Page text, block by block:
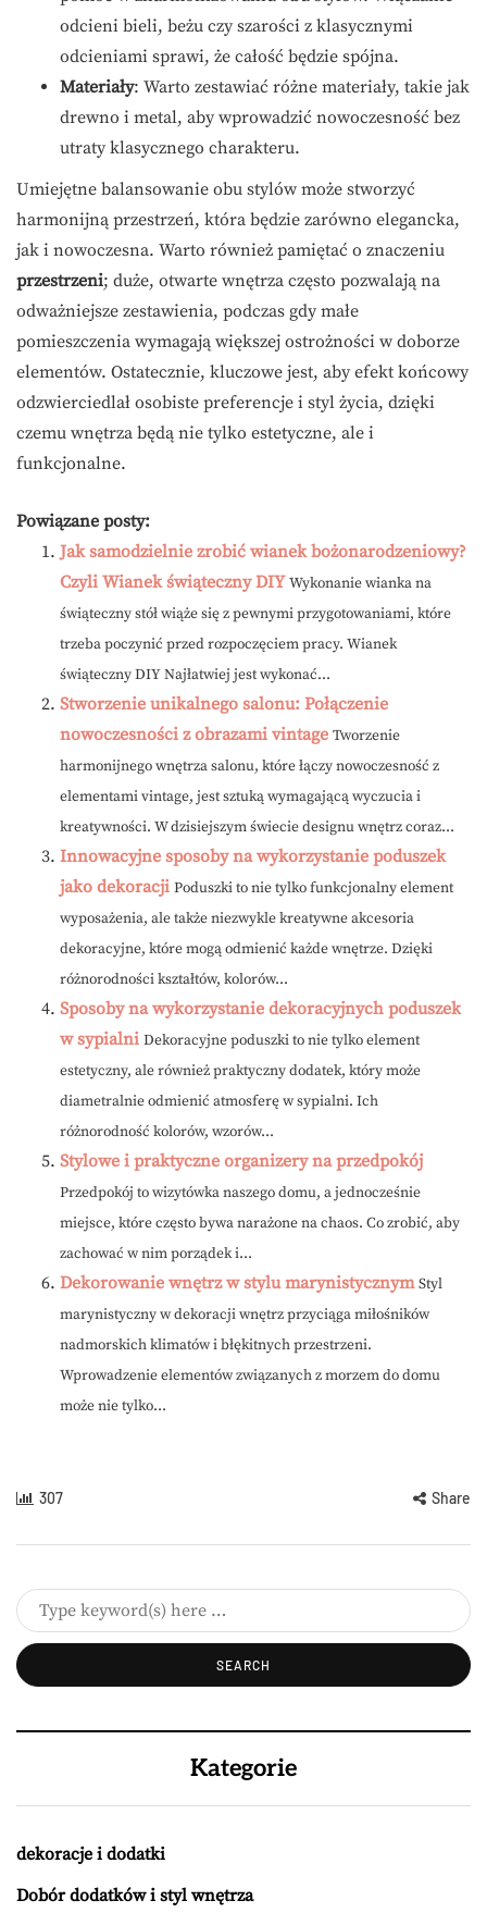
odcieni bieli, beżu czy szarości z klasycznymi
odcieniami sprawi, że całość będzie spójna.
Materiały: Warto zestawiać różne materiały, takie jak
drewno i metal, aby wprowadzić nowoczesność bez
utraty klasycznego charakteru.
Umiejętne balansowanie obu stylów może stworzyć
harmonijną przestrzeń, która będzie zarówno elegancka,
jak i nowoczesna. Warto również pamiętać o znaczeniu
przestrzeni; duże, otwarte wnętrza często pozwalają na
odważniejsze zestawienia, podczas gdy małe
pomieszczenia wymagają większej ostrożności w doborze
elementów. Ostatecznie, kluczowe jest, aby efekt końcowy
odzwierciedlał osobiste preferencje i styl życia, dzięki
czemu wnętrza będą nie tylko estetyczne, ale i
funkcjonalne.
Powiązane posty:
Jak samodzielnie zrobić wianek bożonarodzeniowy?
Czyli Wianek świąteczny DIY Wykonanie wianka na
świąteczny stół wiąże się z pewnymi przygotowaniami, które
trzeba poczynić przed rozpoczęciem pracy. Wianek
świąteczny DIY Najłatwiej jest wykonać...
Stworzenie unikalnego salonu: Połączenie
nowoczesności z obrazami vintage Tworzenie
harmonijnego wnętrza salonu, które łączy nowoczesność z
elementami vintage, jest sztuką wymagającą wyczucia i
kreatywności. W dzisiejszym świecie designu wnętrz coraz...
Innowacyjne sposoby na wykorzystanie poduszek
jako dekoracji Poduszki to nie tylko funkcjonalny element
wyposażenia, ale także niezwykle kreatywne akcesoria
dekoracyjne, które mogą odmienić każde wnętrze. Dzięki
różnorodności kształtów, kolorów...
Sposoby na wykorzystanie dekoracyjnych poduszek
w sypialni Dekoracyjne poduszki to nie tylko element
estetyczny, ale również praktyczny dodatek, który może
diametralnie odmienić atmosferę w sypialni. Ich
różnorodność kolorów, wzorów...
Stylowe i praktyczne organizery na przedpokój
Przedpokój to wizytówka naszego domu, a jednocześnie
miejsce, które często bywa narażone na chaos. Co zrobić, aby
zachować w nim porządek i...
Dekorowanie wnętrz w stylu marynistycznym Styl
marynistyczny w dekoracji wnętrz przyciąga miłośników
nadmorskich klimatów i błękitnych przestrzeni.
Wprowadzenie elementów związanych z morzem do domu
może nie tylko...
307 Share
Kategorie
dekoracje i dodatki
Dobór dodatków i styl wnętrza